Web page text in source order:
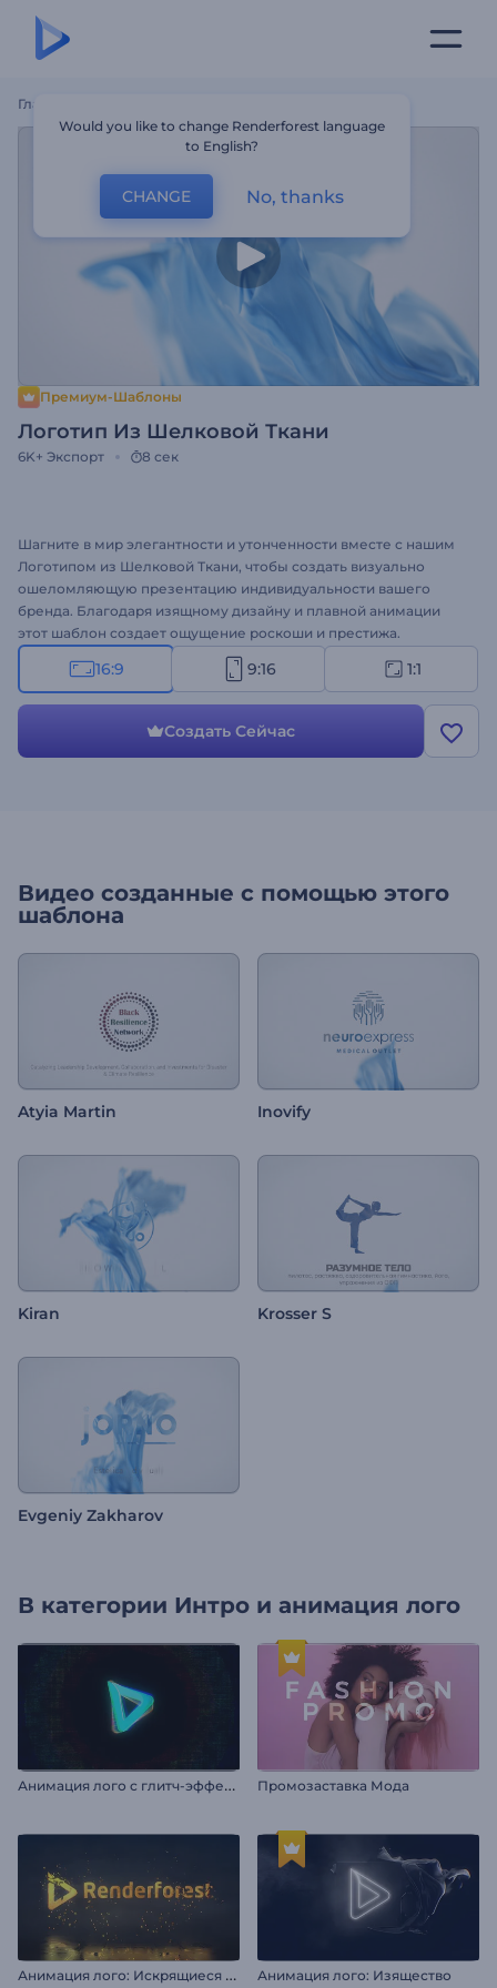
Главная
Премиум-Шаблоны
Логотип Из Шелковой Ткани
6K+ Экспорт 8 сек
Шагните в мир элегантности и утонченности вместе с нашим
Логотипом из Шелковой Ткани, чтобы создать визуально
ошеломляющую презентацию индивидуальности вашего
бренда. Благодаря изящному дизайну и плавной анимации
этот шаблон создает ощущение роскоши и престижа.
Загрузите свой логотип, введите свой слоган и наблюдайте,
как ваш логотип изящно разворачивается на шелковой ткани.
одежды, ателье по пошиву одежды, услуг по личному стилю и
многих других важных проектов. Попробуйте прямо сейчас!
16:9 9:16 1:1
Создать Сейчас
Видео созданные с помощью этого
шаблона
Atyia Martin Inovify
Kiran Krosser S
Evgeniy Zakharov
В категории Интро и анимация лого
А
нимация лого с глитч-эффектом Промозаставка Мода
А
нимация лого: Искрящиеся частицы Анимация лого: Изящество
Would you like to change Renderforest language
to English?
CHANGE No, thanks